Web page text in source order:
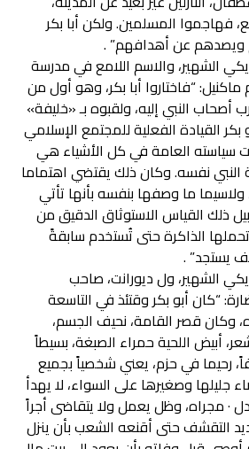
فهاجموا المسلمين. ولكن أبا بكر
ويصدهم عن أهدافهم” .
الشهير، والاسم اللامع في مدرسة
ماكنيل: “فاختاروا أبا بكر، وهو أول من
أصحاب النبي إليه، ولقبوه بـ «خليفة»
بكر القيادة الفعلية للمجتمع الإسلامي
سياسته العامة في كل الأشياء هي
النبي نفسه. وكان ذلك يقتضي اهتماما
ولاسيما ما وصفها بنفسه بأنها تأتي
ذلك القياس الاستوثاق الدقيق من
الذاكرة حتى تُستخدم سابقةً
يستجد” .
الشهير، ول ديورانت، صاحب
“كان أبو بكر وقتئذ في التاسعة
وكان قصر القامة، نحيف الجسم،
أبيض اللحية حمراء الصبغة، بسيطاً
رحيما في حزم، يعني شخصياً بجميع
جليلها وصغيرها على السواء، لا يهدأ
· مجراه، وظل يعمل ولا يتقاضى أجراً
التقشف حتى أقنعه الشعب بأن ينزل